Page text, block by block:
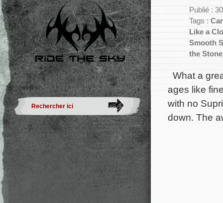
Publié :
Tags :
Like a
Smooth
the
What a
ages like
with no
down. The